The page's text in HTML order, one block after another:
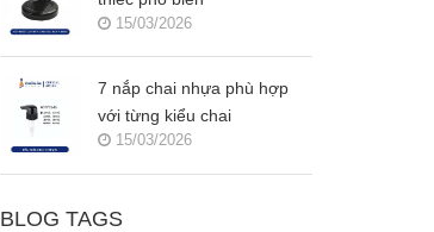
15/03/2026
7 nắp chai nhựa phù hợp
với từng kiểu chai
15/03/2026
BLOG TAGS